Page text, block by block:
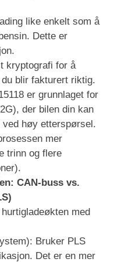
like enkelt som å
Dette er
kryptografi for å
blir fakturert riktig.
er grunnlaget for
der bilen din kan
høy etterspørsel.
mer
trinn og flere
CAN-buss vs.
med
Bruker PLS
Det er en mer